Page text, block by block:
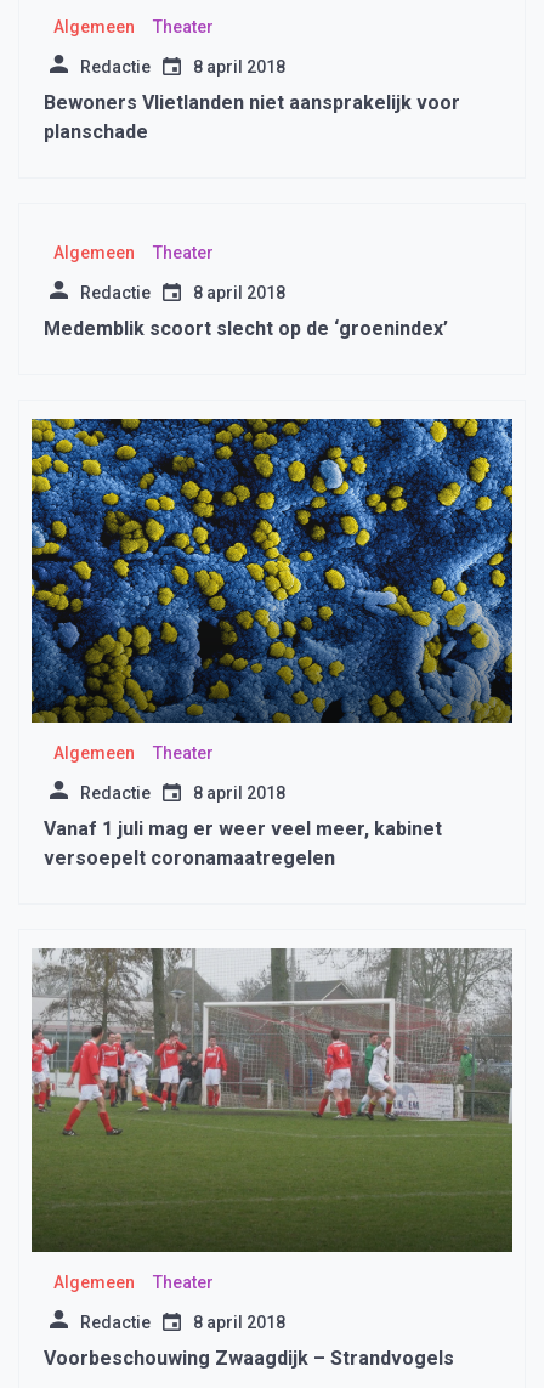
Algemeen Theater
Redactie 8 april 2018
Bewoners Vlietlanden niet aansprakelijk voor
planschade
Algemeen Theater
Redactie 8 april 2018
Medemblik scoort slecht op de ‘groenindex’
Algemeen Theater
Redactie 8 april 2018
Vanaf 1 juli mag er weer veel meer, kabinet
versoepelt coronamaatregelen
Algemeen Theater
Redactie 8 april 2018
Voorbeschouwing Zwaagdijk – Strandvogels